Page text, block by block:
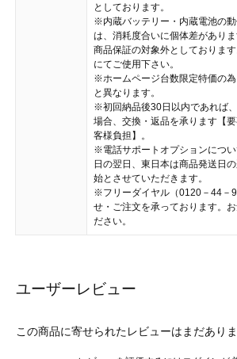
としております。
※内蔵バッテリー・内蔵電池の
は、消耗度合いに個体差がありま
商品保証の対象外としておりま
にてご使用下さい。
※ホームページ台数限定特価の
と異なります。
※初回納品後30日以内であれば
場合、交換・返品を承ります【
客様負担】。
※電話サポートオプションにつ
日の翌日、東日本は商品発送日
始とさせていただきます。
※フリーダイヤル（0120－44－
せ・ご注文を承っております。
ださい。
ユーザーレビュー
この商品に寄せられたレビューはまだありま